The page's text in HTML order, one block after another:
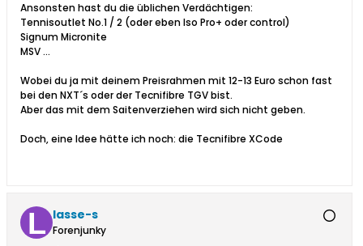
Ansonsten hast du die üblichen Verdächtigen:
Tennisoutlet No.1 / 2 (oder eben Iso Pro+ oder control)
Signum Micronite
MSV ...
Wobei du ja mit deinem Preisrahmen mit 12-13 Euro schon fast
bei den NXT´s oder der Tecnifibre TGV bist.
Aber das mit dem Saitenverziehen wird sich nicht geben.
Doch, eine Idee hätte ich noch: die Tecnifibre XCode
lasse-s
Forenjunky